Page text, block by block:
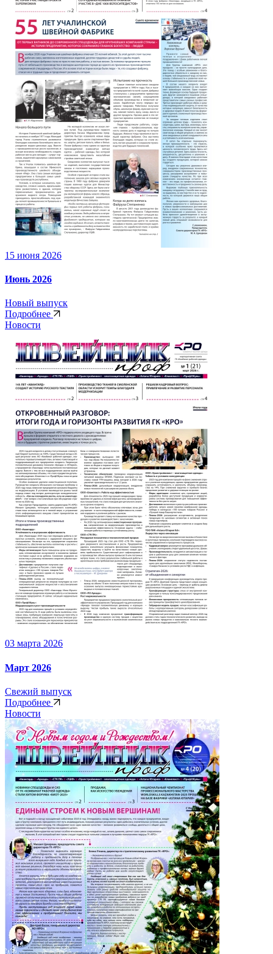
15 июня 2026
Июнь 2026
Новый выпуск
Подробнее
Новости
03 марта 2026
Март 2026
Свежий выпуск
Подробнее
Новости